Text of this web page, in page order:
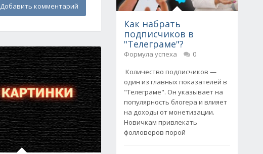
Добавить комментарий
Как набрать
подписчиков в
"Телеграме"?
Формула успеха
0
Количество подписчиков —
один из главных показателей в
"Телеграме". Он указывает на
популярность блогера и влияет
на доходы от монетизации.
Новичкам привлекать
фолловеров порой